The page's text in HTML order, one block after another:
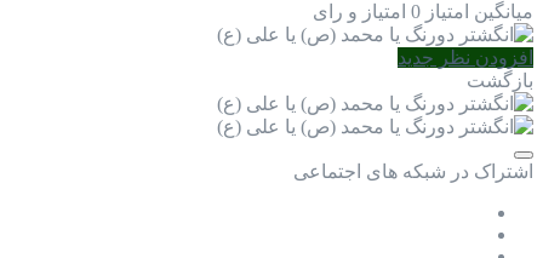
میانگین امتیاز 0 امتیاز و رای
افزودن نظر جدید
بازگشت
اشتراک در شبکه های اجتماعی